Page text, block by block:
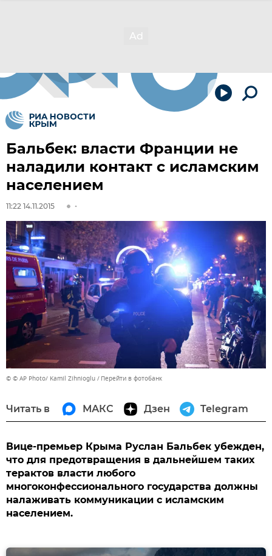
Бальбек: власти Франции не
наладили контакт с исламским
населением
11:22 14.11.2015
© © AP Photo/ Kamil Zihnioglu Перейти в фотобанк
Читать в МАКС Дзен Telegram
Вице-премьер Крыма Руслан Бальбек убежден,
что для предотвращения в дальнейшем таких
терактов власти любого
многоконфессионального государства должны
налаживать коммуникации с исламским
населением.